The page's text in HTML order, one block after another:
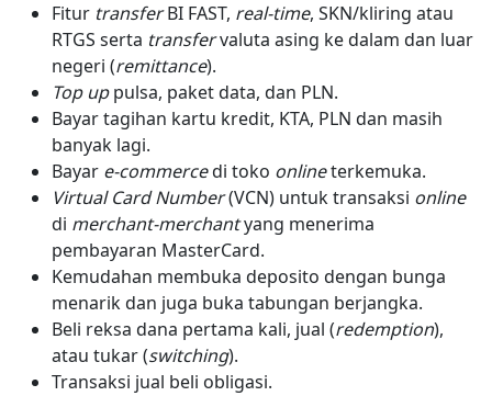
Fitur transferBI FAST, real-time, SKN/kliring atau
RTGS serta transfervaluta asing ke dalam dan luar
negeri (remittance).
Top uppulsa, paket data, dan PLN.
Bayar tagihan kartu kredit, KTA, PLN dan masih
banyak lagi.
Bayar e-commercedi toko onlineterkemuka.
Virtual Card Number(VCN) untuk transaksi online
di merchant-merchantyang menerima
pembayaran MasterCard.
Kemudahan membuka deposito dengan bunga
menarik dan juga buka tabungan berjangka.
Beli reksa dana pertama kali, jual (redemption),
atau tukar (switching).
Transaksi jual beli obligasi.